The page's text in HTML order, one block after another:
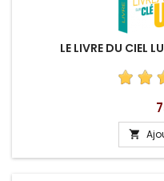
LE LIVRE DU CIEL
